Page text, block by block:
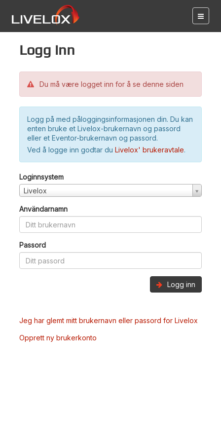
Logg inn
Du må være logget inn for å se denne siden
Logg på med påloggingsinformasjonen din. Du kan
enten bruke et Livelox-brukernavn og passord
eller et Eventor-brukernavn og passord.
Ved å logge inn godtar du Livelox' brukeravtale.
Loginnsystem
Livelox
Användarnamn
Passord
Logg inn
Jeg har glemt mitt brukernavn eller passord for Livelox
Opprett ny brukerkonto